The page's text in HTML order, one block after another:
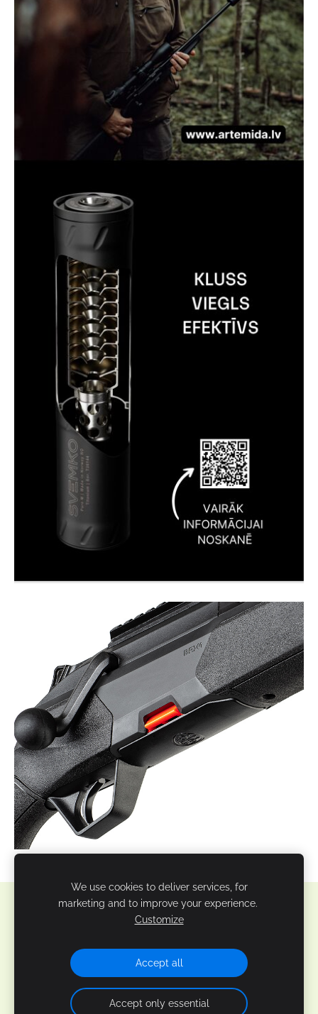
Sīkdatnes
Veidots arMozello- labo mājas lapu ģeneratoru.
We use cookies to deliver services, for
marketing and to improve your experience.
Customize
Accept all
Accept only essential